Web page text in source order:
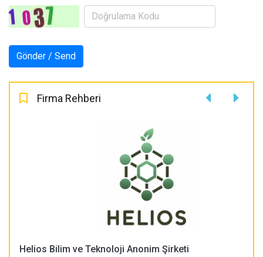
Firma Rehberi
Helios Bilim ve Teknoloji Anonim Şirketi